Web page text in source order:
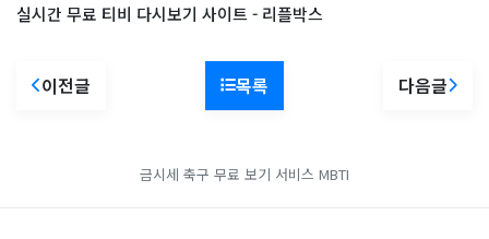
실시간 무료 티비 다시보기 사이트 - 리플박스
이전글 목록 다음글
금시세 축구 무료 보기 서비스 MBTI